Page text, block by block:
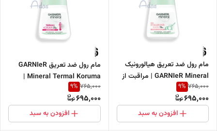
مام رول ضد تعریق هیالورونیک
GARNIeR Mineral | مراقبت از
میل
765,000
9%
695,000
افزودن به سبد
مام رول ضد تعریق GARNIeR
Mineral Termal Koruma |
کنترل تعریق تا 72 ساعت 50 میل
765,000
9%
695,000
افزودن به سبد